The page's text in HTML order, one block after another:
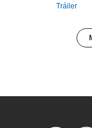
Tráiler